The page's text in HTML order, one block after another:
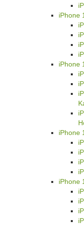
iPhone
iPhone
iPhone
iPhone